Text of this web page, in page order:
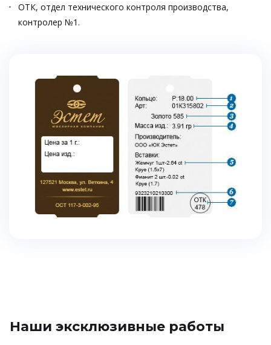
ОТК, отдел технического контроля производства,
контролер №1.
Наши эксклюзивные работы